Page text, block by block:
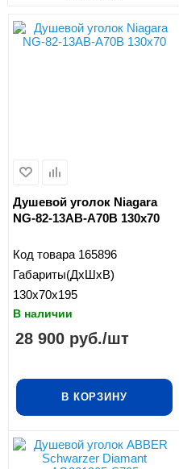
Душевой уголок Niagara
NG-82-13AB-A70B 130x70
Код товара 165896
Габариты(ДхШхВ)
130x70x195
В наличии
28 900 руб./шт
В КОРЗИНУ